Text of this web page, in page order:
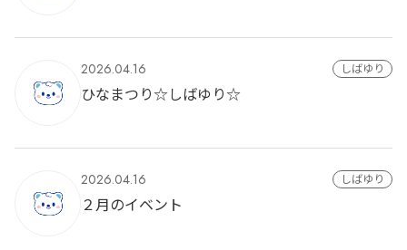
2026.04.16 しばゆり
ひなまつり☆しばゆり☆
2026.04.16 しばゆり
２月のイベント